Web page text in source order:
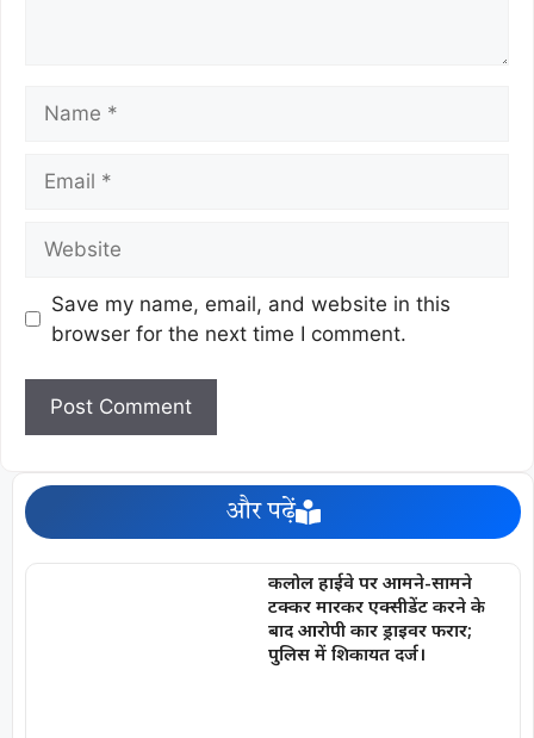
Save my name, email, and website in this
browser for the next time I comment.
और पढ़ें
कलोल हाईवे पर आमने-सामने
टक्कर मारकर एक्सीडेंट करने के
बाद आरोपी कार ड्राइवर फरार;
पुलिस में शिकायत दर्ज।